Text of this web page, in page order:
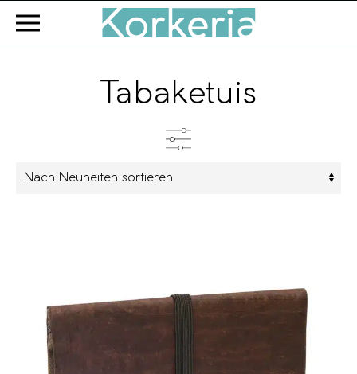
Zum Hauptinhalt springen
Tabaketuis
Produkttyp
Marke